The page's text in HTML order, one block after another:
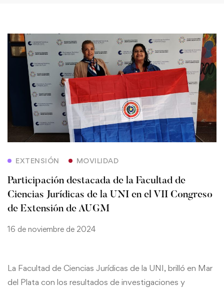
EXTENSIÓN MOVILIDAD
Participación destacada de la Facultad de
Ciencias Jurídicas de la UNI en el VII Congreso
de Extensión de AUGM
16 de noviembre de 2024
La Facultad de Ciencias Jurídicas de la UNI, brilló en Mar
del Plata con los resultados de investigaciones y